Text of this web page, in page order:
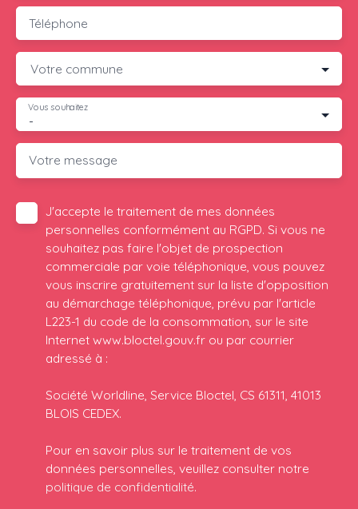
Téléphone
Votre commune
-
Vous souhaitez
Votre message
J'accepte le traitement de mes données
personnelles conformément au RGPD. Si vous ne
souhaitez pas faire l'objet de prospection
commerciale par voie téléphonique, vous pouvez
vous inscrire gratuitement sur la liste d'opposition
au démarchage téléphonique, prévu par l'article
L223-1 du code de la consommation, sur le site
Internet www.bloctel.gouv.fr ou par courrier
adressé à :
Société Worldline, Service Bloctel, CS 61311, 41013
BLOIS CEDEX.
Pour en savoir plus sur le traitement de vos
données personnelles, veuillez consulter notre
politique de confidentialité.